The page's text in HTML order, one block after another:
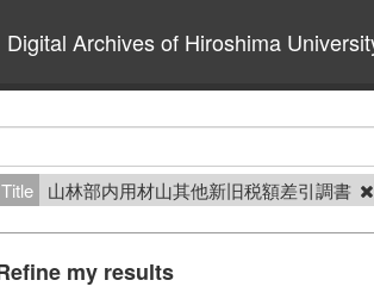
Digital Archives of Hiroshima
Title 山林部内用材山其他新旧税額差引調書
my results